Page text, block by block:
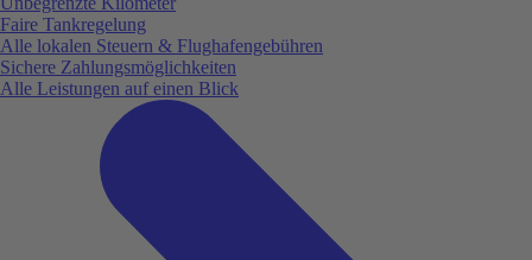
Faire Tankregelung
Alle lokalen Steuern & Flughafengebühren
Sichere Zahlungsmöglichkeiten
Alle Leistungen auf einen Blick